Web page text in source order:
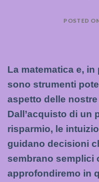
POSTED
La matematica e,
sono strumenti
aspetto delle
Dall’acquisto di un
risparmio, le
guidano decisioni
sembrano semplici
approfondiremo in